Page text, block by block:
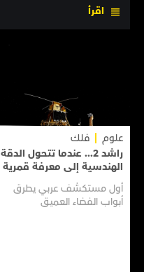
اقرأ
علوم
فلك
راشد 2... عندما تتحول الدقة
الهندسية إلى معرفة قمرية
أول مستكشف عربي يطرق
أبواب الفضاء العميق